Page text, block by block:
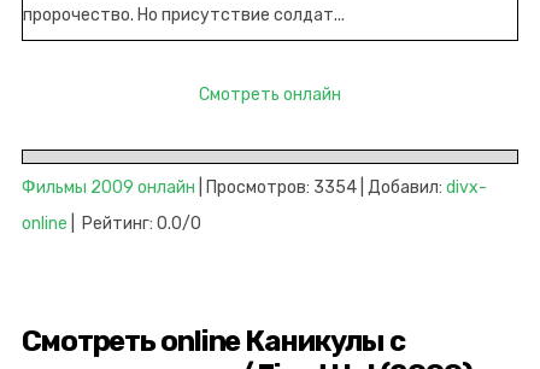
пророчество. Но присутствие солдат...
Смотреть онлайн
Фильмы 2009 онлайн | Просмотров: 3354 | Добавил: divx-
online | Рейтинг: 0.0/0
Смотреть online Каникулы с